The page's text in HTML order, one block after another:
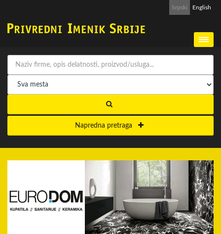
Srpski English
Napredna pretraga